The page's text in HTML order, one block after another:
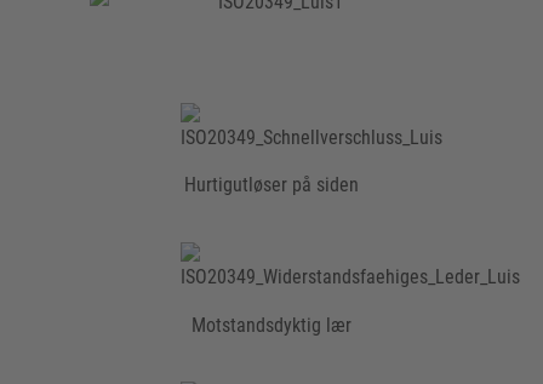
Hurtigutløser på siden
Motstandsdyktig lær